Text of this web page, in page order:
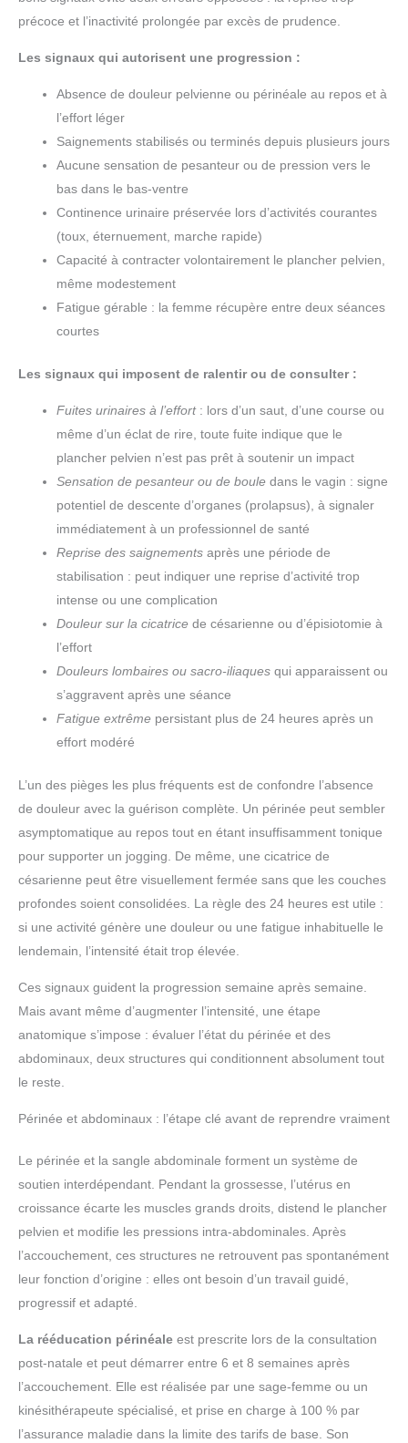
précoce et l’inactivité prolongée par excès de prudence.
Les signaux qui autorisent une progression :
Absence de douleur pelvienne ou périnéale au repos et à
l’effort léger
Saignements stabilisés ou terminés depuis plusieurs jours
Aucune sensation de pesanteur ou de pression vers le
bas dans le bas-ventre
Continence urinaire préservée lors d’activités courantes
(toux, éternuement, marche rapide)
Capacité à contracter volontairement le plancher pelvien,
même modestement
Fatigue gérable : la femme récupère entre deux séances
courtes
Les signaux qui imposent de ralentir ou de consulter :
Fuites urinaires à l’effort: lors d’un saut, d’une course ou
même d’un éclat de rire, toute fuite indique que le
plancher pelvien n’est pas prêt à soutenir un impact
Sensation de pesanteur ou de boule dans le vagin : signe
potentiel de descente d’organes (prolapsus), à signaler
immédiatement à un professionnel de santé
Reprise des saignements après une période de
stabilisation : peut indiquer une reprise d’activité trop
intense ou une complication
Douleur sur la cicatrice de césarienne ou d’épisiotomie à
l’effort
Douleurs lombaires ou sacro-iliaques qui apparaissent ou
s’aggravent après une séance
Fatigue extrême persistant plus de 24 heures après un
effort modéré
L’un des pièges les plus fréquents est de confondre l’absence
de douleur avec la guérison complète. Un périnée peut sembler
asymptomatique au repos tout en étant insuffisamment tonique
pour supporter un jogging. De même, une cicatrice de
césarienne peut être visuellement fermée sans que les couches
profondes soient consolidées. La règle des 24 heures est utile :
si une activité génère une douleur ou une fatigue inhabituelle le
lendemain, l’intensité était trop élevée.
Ces signaux guident la progression semaine après semaine.
Mais avant même d’augmenter l’intensité, une étape
anatomique s’impose : évaluer l’état du périnée et des
abdominaux, deux structures qui conditionnent absolument tout
le reste.
Périnée et abdominaux : l’étape clé avant de reprendre vraiment
Le périnée et la sangle abdominale forment un système de
soutien interdépendant. Pendant la grossesse, l’utérus en
croissance écarte les muscles grands droits, distend le plancher
pelvien et modifie les pressions intra-abdominales. Après
l’accouchement, ces structures ne retrouvent pas spontanément
leur fonction d’origine : elles ont besoin d’un travail guidé,
progressif et adapté.
La rééducation périnéale est prescrite lors de la consultation
post-natale et peut démarrer entre 6 et 8 semaines après
l’accouchement. Elle est réalisée par une sage-femme ou un
kinésithérapeute spécialisé, et prise en charge à 100 % par
l’assurance maladie dans la limite des tarifs de base. Son